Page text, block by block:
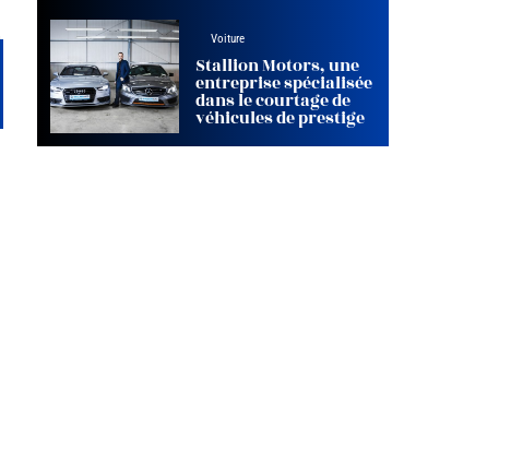
Voiture
Stallion Motors, une
entreprise spécialisée
dans le courtage de
véhicules de prestige